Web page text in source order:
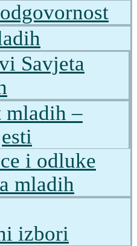
Savjeta
mladih –
i odluke
mladih
izbori